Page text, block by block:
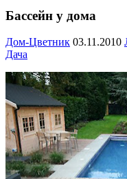
Бассейн у дома
Дом-Цветник 03.11.2010
Дача